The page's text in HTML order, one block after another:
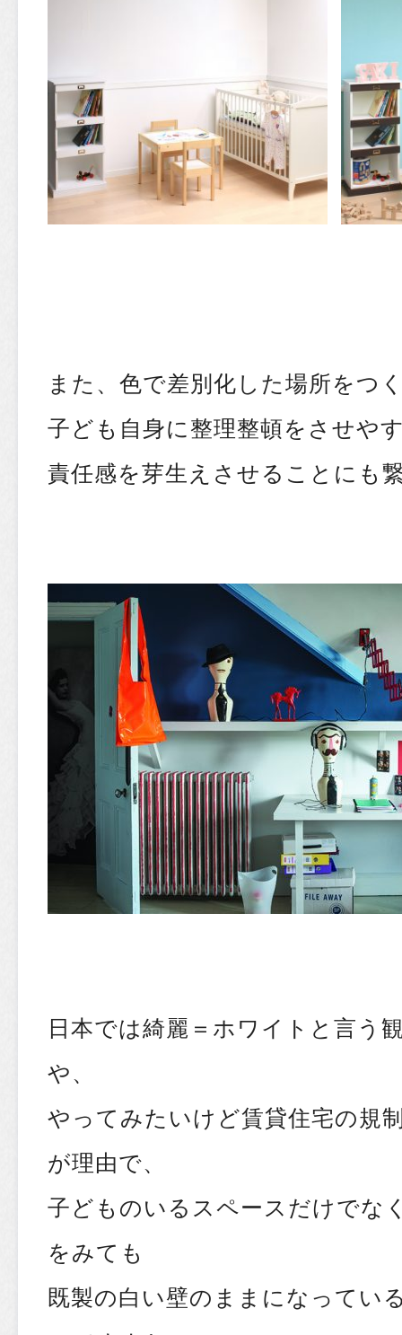
また、色で差別化した場所をつ
子ども自身に整理整頓をさせや
責任感を芽生えさせることにも
日本では綺麗＝ホワイトと言う
や、
やってみたいけど賃貸住宅の規
が理由で、
子どものいるスペースだけでな
をみても
既製の白い壁のままになってい